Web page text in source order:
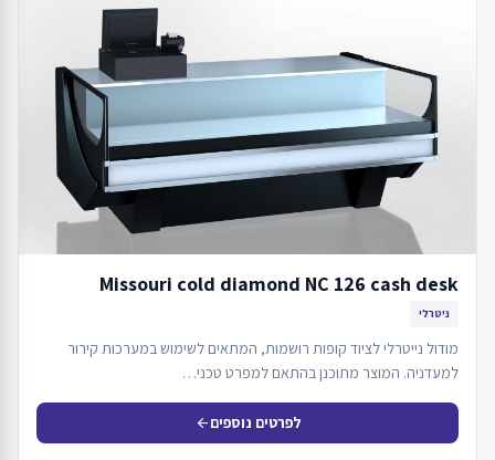
Missouri cold diamond NC 126 cash desk
ניטרלי
מודול נייטרלי לציוד קופות רושמות, המתאים לשימוש במערכות קירור
למעדניה. המוצר מתוכנן בהתאם למפרט טכני…
לפרטים נוספיםarrow_back